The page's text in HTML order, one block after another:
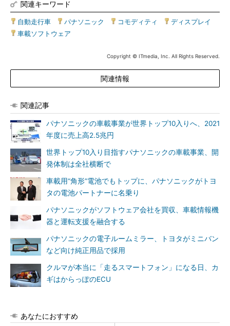
関連キーワード
自動走行車 パナソニック コモディティ ディスプレイ
車載ソフトウェア
Copyright © ITmedia, Inc. All Rights Reserved.
関連情報
関連記事
パナソニックの車載事業が世界トップ10入りへ、2021
年度に売上高2.5兆円
世界トップ10入り目指すパナソニックの車載事業、開
発体制は全社横断で
車載用“角形”電池でもトップに、パナソニックがトヨ
タの電池パートナーに名乗り
パナソニックがソフトウェア会社を買収、車載情報機
器と運転支援を融合する
パナソニックの電子ルームミラー、トヨタがミニバン
など向け純正用品で採用
クルマが本当に「走るスマートフォン」になる日、カ
ギはからっぽのECU
あなたにおすすめ